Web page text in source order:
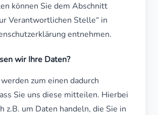
können Sie dem Abschnitt
Verantwortlichen Stelle“ in
entnehmen.
wir Ihre Daten?
zum einen dadurch
Sie uns diese mitteilen. Hierbei
z.B. um Daten handeln, die Sie in